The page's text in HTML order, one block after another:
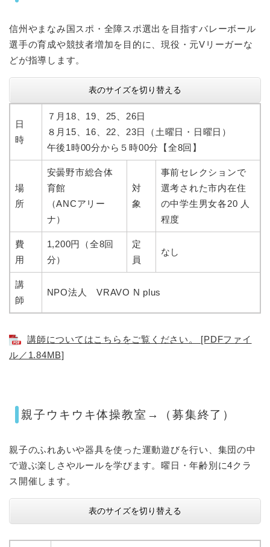
信州やまなみ国スポ・全障スポ選出を目指すバレーボール
選手の育成や競技者増加を目的に、現役・元Vリーガーな
どが指導します。
表のサイズを切り替える
日
時
７月18、19、25、26日
８月15、16、22、23日（土曜日・日曜日）
午後1時00分から５時00分【全8回】
場
所
安曇野市総合体
育館
（ANCアリー
ナ）
対
象
事前セレクションで
選考された市内在住
の中学生男女各20 人
程度
費
用
1,200円（全8回
分）
定
員
なし
講
師
NPO法人 VRAVO N plus
講師についてはこちらをご覧ください。 [PDFファイ
ル／1.84MB]
親子ウキウキ体操教室→（募集終了）
親子のふれあいや器具を使った運動遊びを行い、集団の中
で遊ぶ楽しさやルールを学びます。曜日・年齢別に4クラ
ス開催します。
表のサイズを切り替える